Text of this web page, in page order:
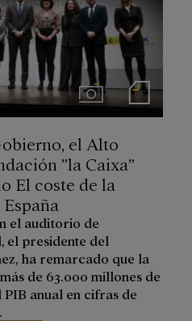
ImágenesNotas de prensa
el Alto
”la Caixa”
El coste de la
el auditorio de
el presidente del
ha remarcado que la
de 63.000 millones de
PIB anual en cifras de